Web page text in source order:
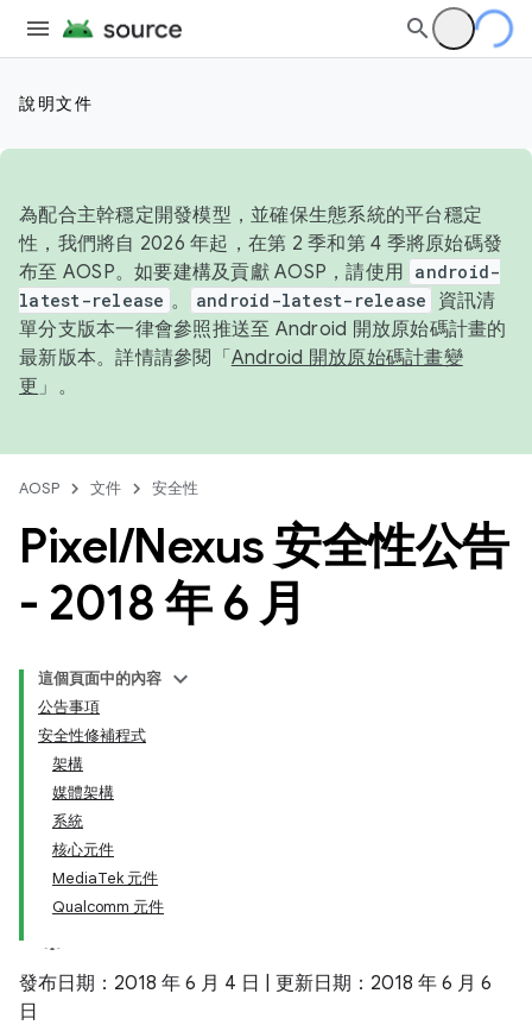
說明文件
為配合主幹穩定開發模型，並確保生態系統的平台穩定
性，我們將自 2026 年起，在第 2 季和第 4 季將原始碼發
布至 AOSP。如要建構及貢獻 AOSP，請使用 android-
latest-release 。 android-latest-release
資訊清
單分支版本一律會參照推送至 Android 開放原始碼計畫的
最新版本。詳情請參閱「 Android 開放原始碼計畫變
更 」。
AOSP 文件 安全性
Pixel/Nexus 安全性公告
- 2018 年 6 月
這個頁面中的內容
公告事項
安全性修補程式
架構
媒體架構
系統
核心元件
MediaTek 元件
Qualcomm 元件
發布日期：2018 年 6 月 4 日 | 更新日期：2018 年 6 月 6
日